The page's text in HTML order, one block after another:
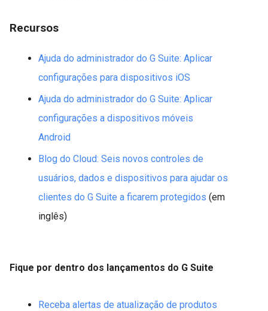
Recursos
Ajuda do administrador do G Suite: Aplicar
configurações para dispositivos iOS
Ajuda do administrador do G Suite: Aplicar
configurações a dispositivos móveis
Android
Blog do Cloud: Seis novos controles de
usuários, dados e dispositivos para ajudar os
clientes do G Suite a ficarem protegidos (em
inglês)
Fique por dentro dos lançamentos do G Suite
Receba alertas de atualização de produtos